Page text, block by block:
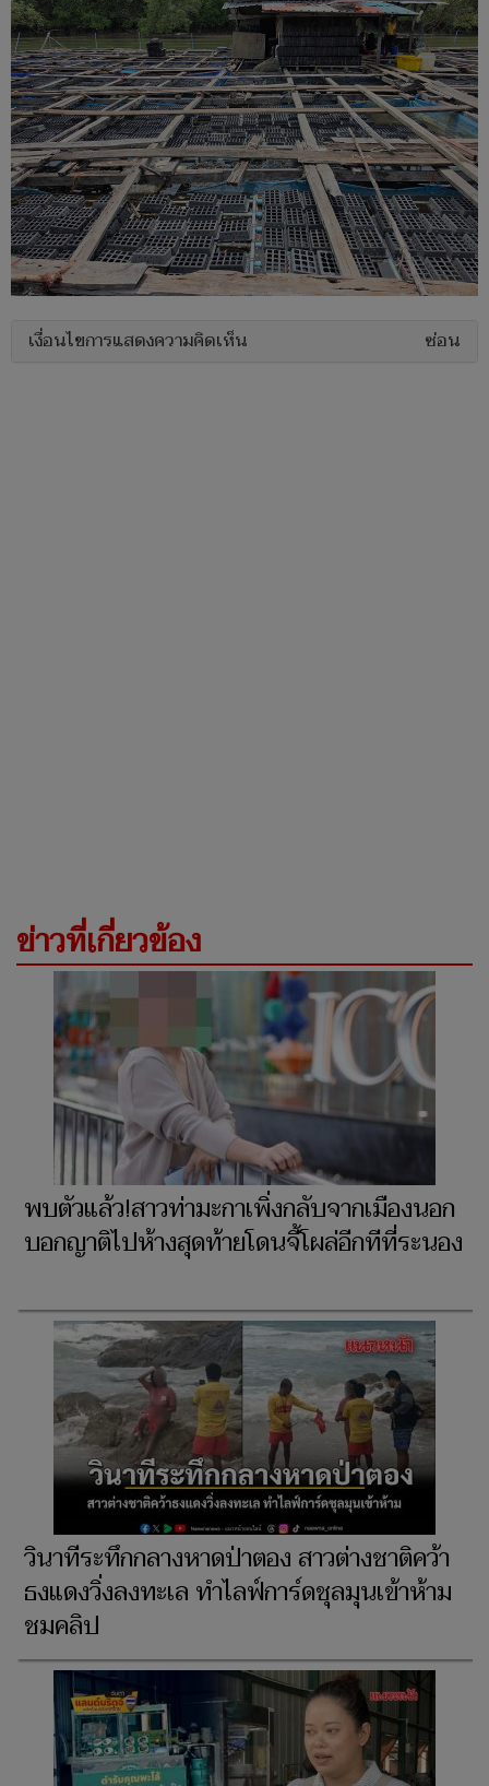
เงื่อนไขการแสดงความคิดเห็น ซ่อน
ข่าวที่เกี่ยวข้อง
พบตัวแล้ว!สาวท่ามะกาเพิ่งกลับจากเมืองนอก
บอกญาติไปห้างสุดท้ายโดนจี้โผล่อีกทีที่ระนอง
วินาทีระทึกกลางหาดป่าตอง สาวต่างชาติคว้า
ธงแดงวิ่งลงทะเล ทำไลฟ์การ์ดชุลมุนเข้าห้าม
ชมคลิป